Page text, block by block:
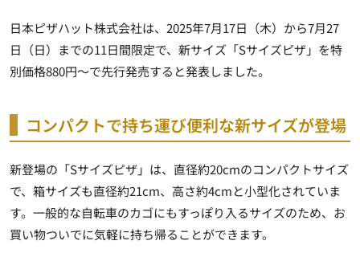
日本ピザハット株式会社は、2025年7月17日（木）から7月27
日（日）までの11日間限定で、新サイズ「Sサイズピザ」を特
別価格880円～で先行発売すると発表しました。
コンパクトで持ち運び便利な新サイズが登場
新登場の「Sサイズピザ」は、直径約20cmのコンパクトサイズ
で、箱サイズも直径約21cm、高さ約4cmと小型化されていま
す。一般的な自転車のカゴにもすっぽり入るサイズのため、お
買い物ついでに気軽に持ち帰ることができます。